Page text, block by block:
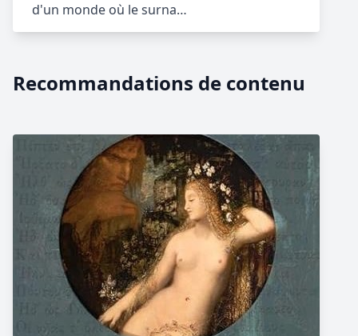
d'un monde où le surna…
Recommandations de contenu